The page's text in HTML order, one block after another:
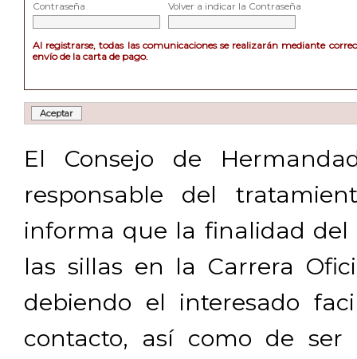
Contraseña Volver a indicar la Contraseña
Al registrarse, todas las comunicaciones se realizarán mediante
envío de la carta de pago.
El Consejo de
responsable del
informa que la finalidad del
las sillas en la Carrera
debiendo el interesado
contacto, así como de ser